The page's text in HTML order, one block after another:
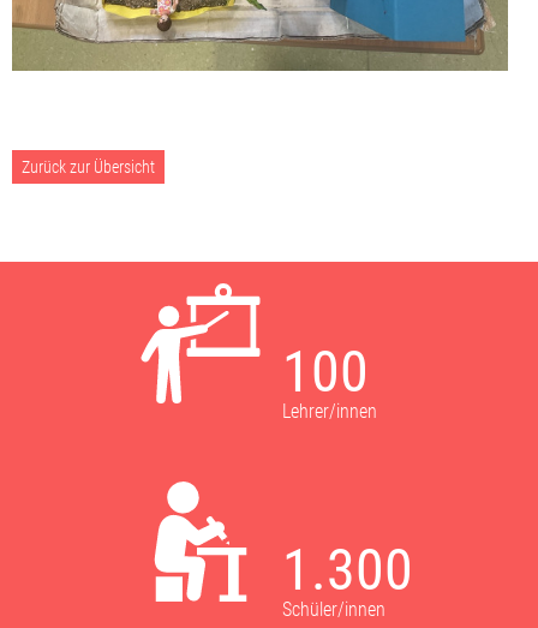
Zurück zur Übersicht
100
Lehrer/innen
1.300
Schüler/innen